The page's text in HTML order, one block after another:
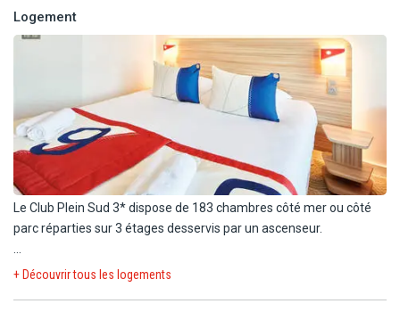
Remises déjà incluses dans les tarifs en ligne, valables dans la
offre ou avantage sauf mention contraire. Offres applicables sur
les prestations hôtelières uniquement.
Logement
Le Club Plein Sud 3* dispose de 183 chambres côté mer ou côté
parc réparties sur 3 étages desservis par un ascenseur.
Durant votre séjour, vous serez logés en chambre Confort 2
+ Découvrir tous les logements